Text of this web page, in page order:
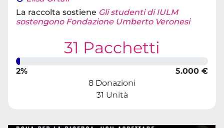
La raccolta sostiene Gli studenti di IULM
sostengono Fondazione Umberto Veronesi
31 Pacchetti
2%
5.000 €
8 Donazioni
31 Unità